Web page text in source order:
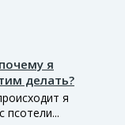
я
делать?
я
псотели...